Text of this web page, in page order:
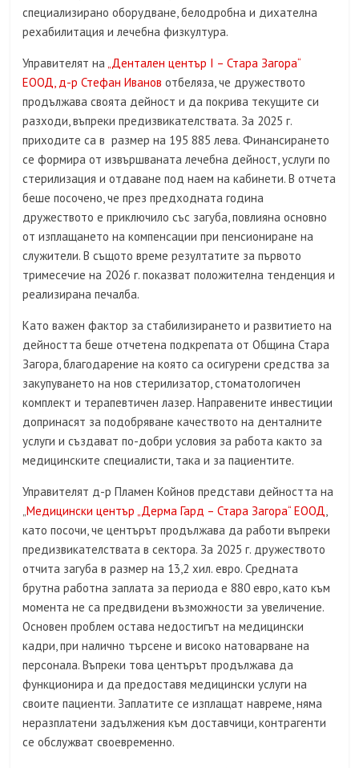
специализирано оборудване, белодробна и дихателна
рехабилитация и лечебна физкултура.
Управителят на„Дентален център I – Стара Загора“
ЕООД, д-р Стефан Иванов отбеляза, че дружеството
продължава своята дейност и да покрива текущите си
разходи, въпреки предизвикателствата. За 2025 г.
приходите са в размер на 195 885 лева. Финансирането
се формира от извършваната лечебна дейност, услуги по
стерилизация и отдаване под наем на кабинети. В отчета
беше посочено, че през предходната година
дружеството е приключило със загуба, повлияна основно
от изплащането на компенсации при пенсиониране на
служители. В същото време резултатите за първото
тримесечие на 2026 г. показват положителна тенденция и
реализирана печалба.
Като важен фактор за стабилизирането и развитието на
дейността беше отчетена подкрепата от Община Стара
Загора, благодарение на която са осигурени средства за
закупуването на нов стерилизатор, стоматологичен
комплект и терапевтичен лазер. Направените инвестиции
допринасят за подобряване качеството на денталните
услуги и създават по-добри условия за работа както за
медицинските специалисти, така и за пациентите.
Управителят д-р Пламен Койнов представи дейността на
„Медицински център „Дерма Гард – Стара Загора“ ЕООД,
като посочи, че центърът продължава да работи въпреки
предизвикателствата в сектора. За 2025 г. дружеството
отчита загуба в размер на 13,2 хил. евро. Средната
брутна работна заплата за периода е 880 евро, като към
момента не са предвидени възможности за увеличение.
Основен проблем остава недостигът на медицински
кадри, при налично търсене и високо натоварване на
персонала. Въпреки това центърът продължава да
функционира и да предоставя медицински услуги на
своите пациенти. Заплатите се изплащат навреме, няма
неразплатени задължения към доставчици, контрагенти
се обслужват своевременно.